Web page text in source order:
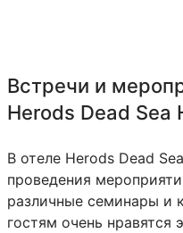
Встречи и
Herods Dead Sea
В отеле Herods Dead
проведения
различные семинары и
гостям очень